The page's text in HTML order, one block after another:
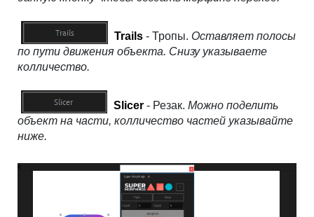
Trails - Тропы. Оставляет полосы
по пути движения объекта. Снизу указываете
колличество.
Slicer - Резак. Можно поделить
объект на части, колличество частей указывайте
ниже.